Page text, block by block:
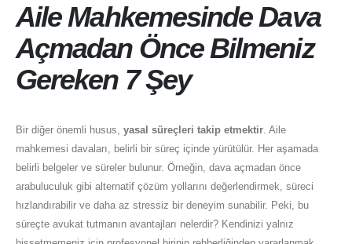
Aile Mahkemesinde Dava
Açmadan Önce Bilmeniz
Gereken 7 Şey
Bir diğer önemli husus, yasal süreçleri takip etmektir . Aile
mahkemesi davaları, belirli bir süreç içinde yürütülür. Her aşamada
belirli belgeler ve süreler bulunur. Örneğin, dava açmadan önce
arabuluculuk gibi alternatif çözüm yollarını değerlendirmek, süreci
hızlandırabilir ve daha az stressiz bir deneyim sunabilir. Peki, bu
süreçte avukat tutmanın avantajları nelerdir? Kendinizi yalnız